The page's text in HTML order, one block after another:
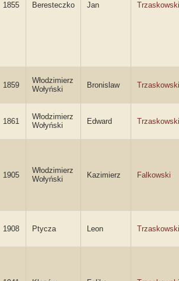
1855 Beresteczko Jan Trzaskowski
1859
Włodzimierz
Wołyński
Bronislaw Trzaskowski
1861
Włodzimierz
Wołyński
Edward Trzaskowski
1905
Włodzimierz
Wołyński
Kazimierz Falkowski
1908 Ptycza Leon Trzaskowski